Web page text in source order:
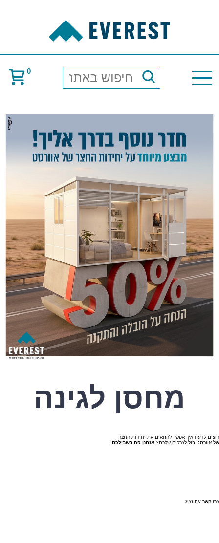
חיפוש
0
מחסן לגינה
רוצים לדעת איך אפשר להתאים את יחידות החצר
של אוורסט בול לצרכים שלכם? אנחנו פה בשבילכם!
צרו קשר עם נציג